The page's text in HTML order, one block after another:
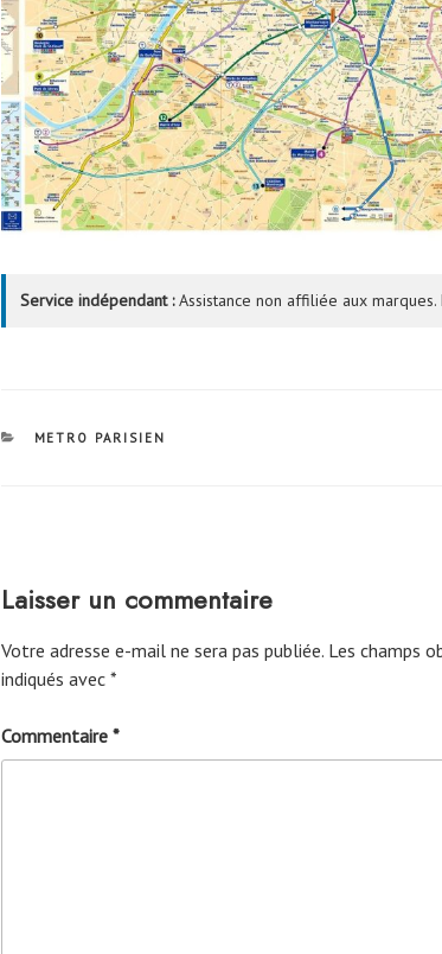
Service indépendant :Assistance non affiliée aux marques.
CATÉGORIES
METRO PARISIEN
Laisser un commentaire
Votre adresse e-mail ne sera pas publiée. Les champs
indiqués avec *
Commentaire *